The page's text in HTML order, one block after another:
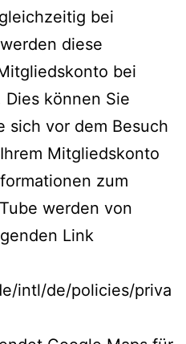
bei
diese
bei
können Sie
sich vor dem Besuch
Mitgliedskonto
zum
werden von
Link
intl/de/policies/priva